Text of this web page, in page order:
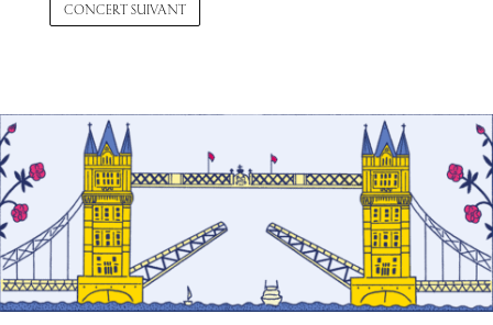
CONCERT SUIVANT